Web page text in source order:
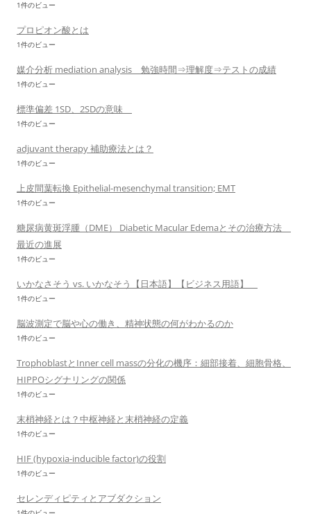
1件のビュー
プロピオン酸とは
1件のビュー
媒介分析 mediation analysis 勉強時間⇒理解度⇒テストの成績
1件のビュー
標準偏差 1SD、2SDの意味
1件のビュー
adjuvant therapy 補助療法とは？
1件のビュー
上皮間葉転換 Epithelial-mesenchymal transition; EMT
1件のビュー
糖尿病黄斑浮腫（DME） Diabetic Macular Edemaとその治療方法
最近の進展
1件のビュー
いかなさそう vs. いかなそう【日本語】【ビジネス用語】
1件のビュー
脳波測定で脳や心の働き、精神状態の何がわかるのか
1件のビュー
TrophoblastとInner cell massの分化の機序：細部接着、細胞骨格、
HIPPOシグナリングの関係
1件のビュー
末梢神経とは？中枢神経と末梢神経の定義
1件のビュー
HIF (hypoxia-inducible factor)の役割
1件のビュー
セレンディピティとアブダクション